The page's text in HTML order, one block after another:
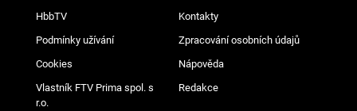
HbbTV Kontakty
Podmínky užívání Zpracování osobních údajů
Cookies Nápověda
Vlastník FTV Prima spol. s
r.o.
Redakce